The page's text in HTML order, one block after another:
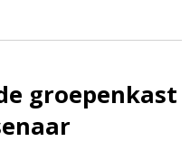
groepenkast